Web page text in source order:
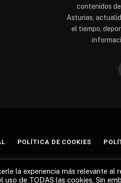
contenidos
Asturias,
el tiempo,
POLÍTICA DE COOKIES
la experiencia más relevante al
de TODAS las cookies. Sin